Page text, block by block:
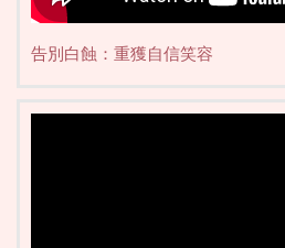
告別白蝕：重獲自信笑容